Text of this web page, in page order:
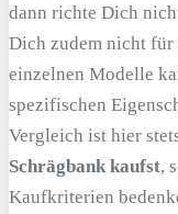
dann richte Dich
Dich zudem nicht für
einzelnen Modelle
spezifischen
Vergleich ist hier
Schrägbank kaufst,
Kaufkriterien